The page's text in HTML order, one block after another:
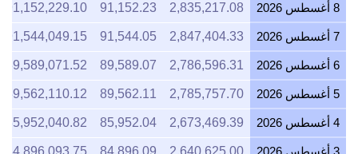
8 أغسطس 2026 2,835,217.08
91,152.23
91,152,229.10
7 أغسطس 2026 2,847,404.33
91,544.05
91,544,049.15
6 أغسطس 2026 2,786,596.31
89,589.07
89,589,071.52
5 أغسطس 2026 2,785,757.70
89,562.11
89,562,110.12
4 أغسطس 2026 2,673,469.39
85,952.04
85,952,040.82
3 أغسطس 2026 2,640,625.00
84,896.09
84,896,093.75